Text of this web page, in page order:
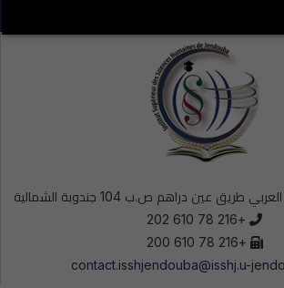
طريق عين دراهم ص.ب 104 جندوبة الشمالية
+216 78 610 202
+216 78 610 200
contact.isshjendouba@isshj.u-